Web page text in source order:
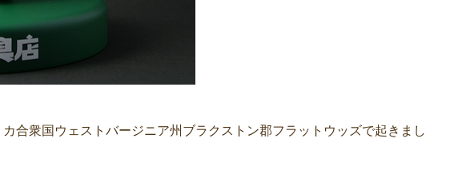
合衆国ウェストバージニア州ブラクストン郡フラットウッズで起きまし